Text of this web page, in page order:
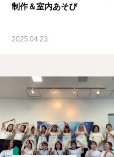
制作＆室内あそび
2025.04.23